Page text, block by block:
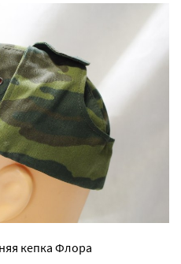
кепка Флора